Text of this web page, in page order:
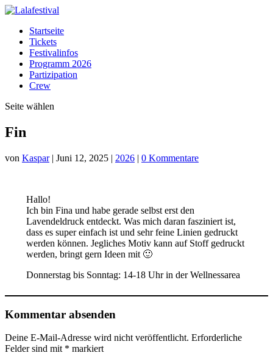
Startseite
Tickets
Festivalinfos
Programm 2026
Partizipation
Crew
Seite wählen
Fin
von Kaspar| Juni 12, 2025 | 2026 | 0 Kommentare
Hallo!
Ich bin Fina und habe gerade selbst erst den
Lavendeldruck entdeckt. Was mich daran fasziniert ist,
dass es super einfach ist und sehr feine Linien gedruckt
werden können. Jegliches Motiv kann auf Stoff gedruckt
werden, bringt gern Ideen mit 🙂
Donnerstag bis Sonntag: 14-18 Uhr in der Wellnessarea
Kommentar absenden
Deine E-Mail-Adresse wird nicht veröffentlicht. Erforderliche
Felder sind mit * markiert